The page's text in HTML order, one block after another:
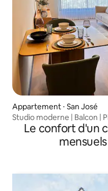
Appartement ⋅ San José
Studio moderne | Balcon |
AnaLe confort d'un